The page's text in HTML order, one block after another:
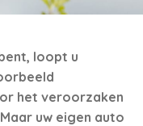
loopt u
het veroorzaken
uw eigen auto